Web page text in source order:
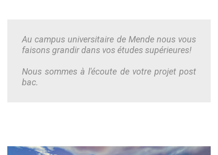
Au campus universitaire de Mende nous vous
faisons grandir dans vos études supérieures!
Nous sommes à l'écoute de votre projet post
bac.